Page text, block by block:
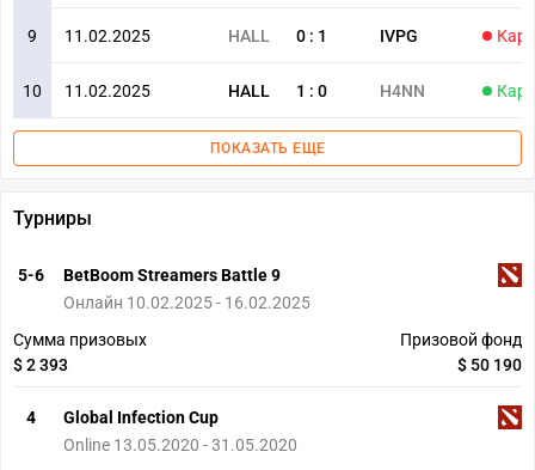
9 11.02.2025 HALL IVPG
0 : 1
10 11.02.2025 HALL H4NN
1 : 0
ПОКАЗАТЬ ЕЩЕ
Турниры
5-6
BetBoom Streamers Battle 9
Онлайн 10.02.2025 - 16.02.2025
Сумма призовых
$ 2 393
Призовой фонд
$ 50 190
4
Global Infection Cup
Online 13.05.2020 - 31.05.2020